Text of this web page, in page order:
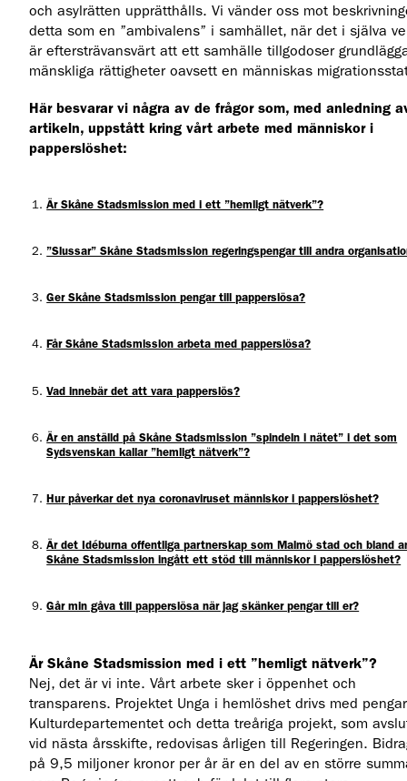
och asylrätten upprätthålls. Vi vänder oss mot
detta som en ”ambivalens” i samhället, när det i själva
är eftersträvansvärt att ett samhälle tillgodoser
mänskliga rättigheter oavsett en människas
Här besvarar vi några av de frågor som, med anledning
artikeln, uppstått kring vårt arbete med människor i
papperslöshet:
Är Skåne Stadsmission med i ett ”hemligt nätverk”?
”Slussar” Skåne Stadsmission regeringspengar till andra
Ger Skåne Stadsmission pengar till papperslösa?
Får Skåne Stadsmission arbeta med papperslösa?
Vad innebär det att vara papperslös?
Är en anställd på Skåne Stadsmission ”spindeln i nätet” i det som
Sydsvenskan kallar ”hemligt nätverk”?
Hur påverkar det nya coronaviruset människor i papperslöshet?
Är det Idéburna offentliga partnerskap som Malmö stad och bland
Skåne Stadsmission ingått ett stöd till människor i papperslöshet?
Går min gåva till papperslösa när jag skänker pengar till er?
Är Skåne Stadsmission med i ett ”hemligt nätverk”?
Nej, det är vi inte. Vårt arbete sker i öppenhet och
transparens. Projektet Unga i hemlöshet drivs med
Kulturdepartementet och detta treåriga projekt, som
vid nästa årsskifte, redovisas årligen till Regeringen.
på 9,5 miljoner kronor per år är en del av en större